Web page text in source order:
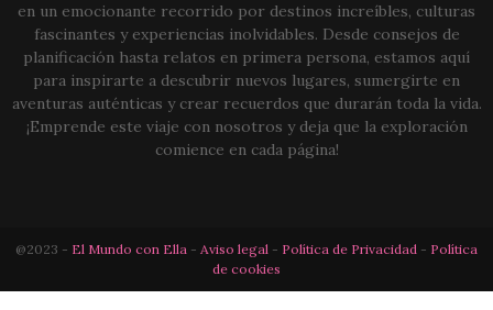
en un emocionante recorrido por destinos increíbles, culturas
fascinantes y experiencias inolvidables. Desde consejos de
planificación hasta relatos en primera persona, estamos aquí
para inspirarte a descubrir nuevos lugares, sumergirte en
aventuras auténticas y crear recuerdos que durarán toda la vida.
¡Emprende este viaje con nosotros y deja que la exploración
comience en cada página!
@2023 - El Mundo con Ella - Aviso legal - Política de Privacidad - Política
de cookies